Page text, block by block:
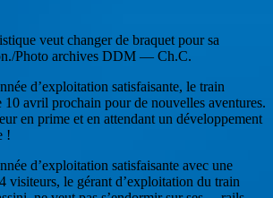
d’exploitation satisfaisante, le train
10 avril prochain pour de nouvelles aventures.
en prime et en attendant un développement
!
d’exploitation satisfaisante avec une
visiteurs, le gérant d’exploitation du train